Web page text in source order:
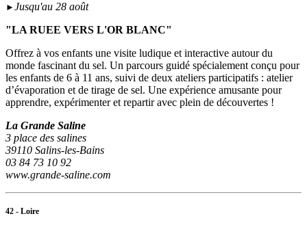
► Jusqu'au 28 août
"LA RUEE VERS L'OR BLANC"
Offrez à vos enfants une visite ludique et interactive autour du
monde fascinant du sel. Un parcours guidé spécialement conçu pour
les enfants de 6 à 11 ans, suivi de deux ateliers participatifs : atelier
d’évaporation et de tirage de sel. Une expérience amusante pour
apprendre, expérimenter et repartir avec plein de découvertes !
La Grande Saline
3 place des salines
39110 Salins-les-Bains
03 84 73 10 92
www.grande-saline.com
42 - Loire